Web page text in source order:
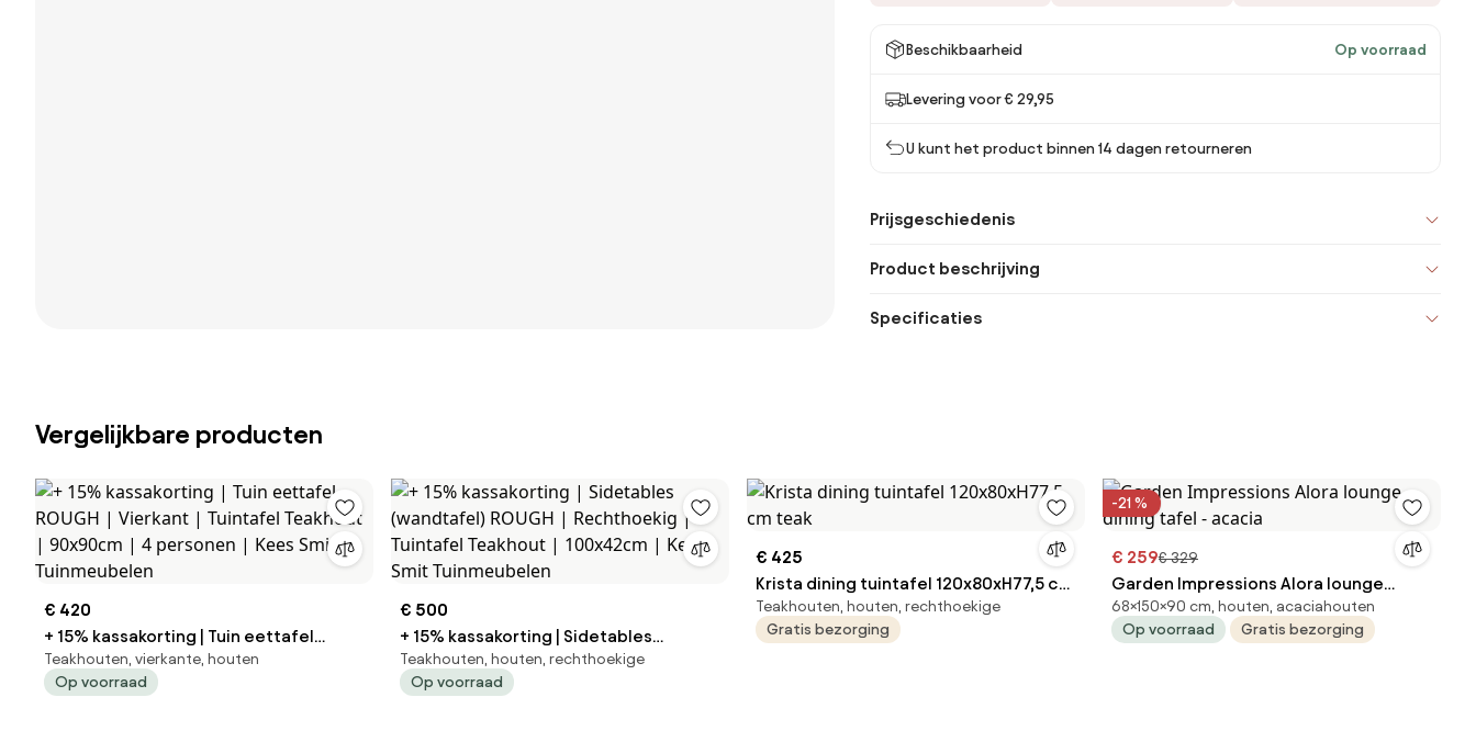
Beschikbaarheid Op voorraad
Levering voor € 29,95
U kunt het product binnen 14 dagen retourneren
Prijsgeschiedenis
Product beschrijving
Specificaties
Vergelijkbare producten
€ 420
+ 15% kassakorting | Tuin eettafel
ROUGH | Vierkant | Tuintafel Teakhout |
90x90cm | 4 personen | Kees Smit
Teakhouten, vierkante, houten
Op voorraad
€ 500
+ 15% kassakorting | Sidetables
(wandtafel) ROUGH | Rechthoekig |
Tuintafel Teakhout | 100x42cm | Kees
Teakhouten, houten, rechthoekige
Op voorraad
€ 425
Krista dining tuintafel 120x80xH77,5 cm
teak
Teakhouten, houten, rechthoekige
Gratis bezorging
-21 %
€ 259€ 329
Garden Impressions Alora lounge
dining tafel - acacia
68×150×90 cm, houten, acaciahouten
Op voorraad
Gratis bezorging